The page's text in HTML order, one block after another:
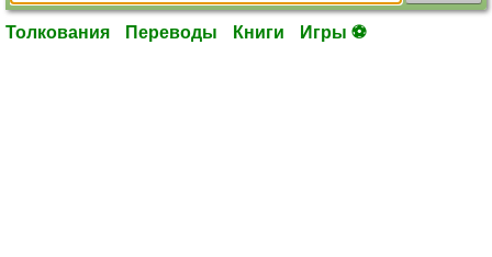
Толкования Переводы Книги Игры ⚽